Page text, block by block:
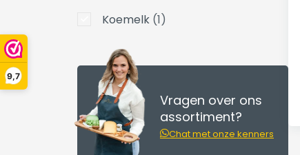
9,7
Koemelk (1)
Vragen over ons
assortiment?
Chat met onze kenners